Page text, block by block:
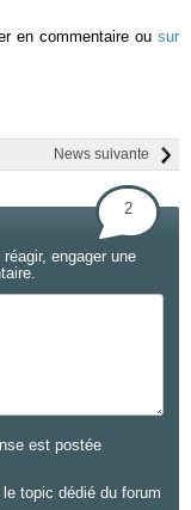
en commentaire ou sur
News suivante
2
engager une
est postée
topic dédié du forum